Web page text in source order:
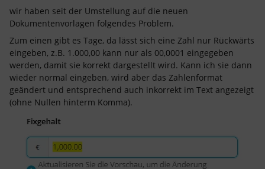
wir haben seit der Umstellung auf die neuen
Dokumentenvorlagen folgendes Problem.
Zum einen gibt es Tage, da lässt sich eine Zahl nur Rückwärts
eingeben, z.B. 1.000,00 kann nur als 00,0001 eingegeben
werden, damit sie korrekt dargestellt wird. Kann ich sie dann
wieder normal eingeben, wird aber das Zahlenformat
geändert und entsprechend auch inkorrekt im Text angezeigt
(ohne Nullen hinterm Komma).